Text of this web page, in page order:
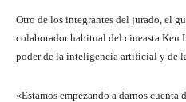
Otro de los integrantes del jurado, el
colaborador habitual del cineasta Ken
poder de la inteligencia artificial y de
«Estamos empezando a darnos cuenta